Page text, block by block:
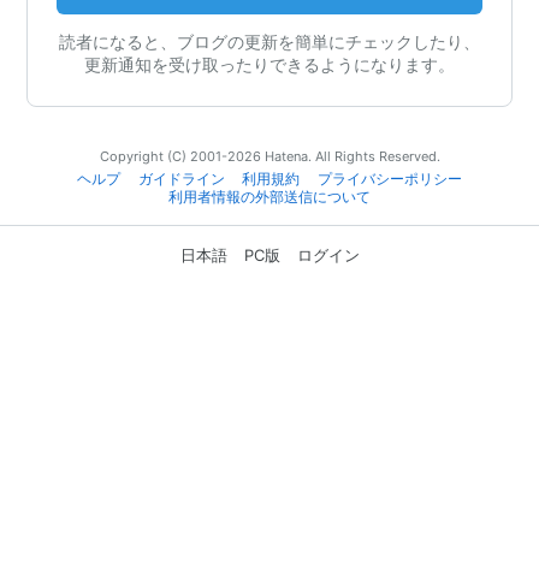
読者になると、ブログの更新を簡単にチェックしたり、
更新通知を受け取ったりできるようになります。
Copyright (C) 2001-2026 Hatena. All Rights Reserved.
ヘルプ
ガイドライン 利用規約
プライバシーポリシー
利用者情報の外部送信について
日本語 PC版 ログイン